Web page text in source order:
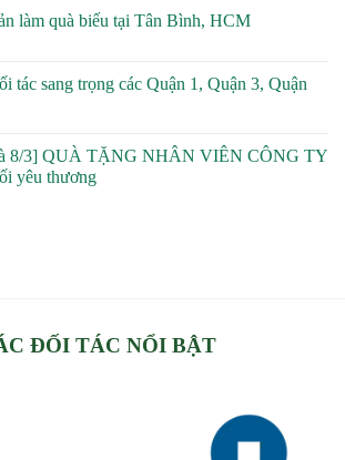
làm quà biếu tại Tân Bình, HCM
tác sang trọng các Quận 1, Quận 3, Quận
8/3] QUÀ TẶNG NHÂN VIÊN CÔNG TY
yêu thương
ĐỐI TÁC NỔI BẬT